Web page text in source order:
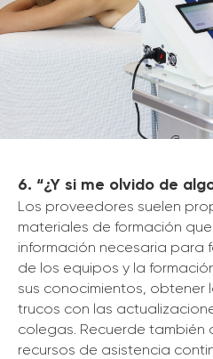
6. “¿Y si me olvido de
Los proveedores suelen
materiales de formación
información necesaria para
de los equipos y la
sus conocimientos, obtener
trucos con las
colegas. Recuerde también
recursos de asistencia